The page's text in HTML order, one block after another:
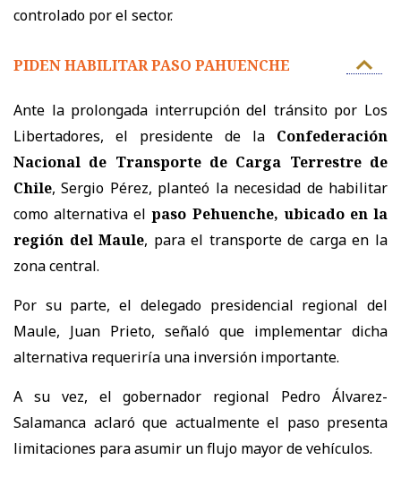
controlado por el sector.
PIDEN HABILITAR PASO PAHUENCHE
Ante la prolongada interrupción del tránsito por Los
Libertadores, el presidente de la Confederación
Nacional de Transporte de Carga Terrestre de
Chile, Sergio Pérez, planteó la necesidad de habilitar
como alternativa elpaso Pehuenche, ubicado en la
región del Maule, para el transporte de carga en la
zona central.
Por su parte, el delegado presidencial regional del
Maule, Juan Prieto, señaló que implementar dicha
alternativa requeriría una inversión importante.
A su vez, el gobernador regional Pedro Álvarez-
Salamanca aclaró que actualmente el paso presenta
limitaciones para asumir un flujo mayor de vehículos.